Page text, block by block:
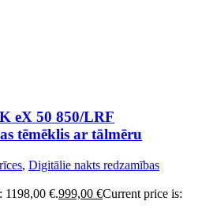
eX 50 850/LRF
tēmēklis ar tālmēru
, Digitālie nakts redzamības
1198,00 €.999,00 €Current price is: